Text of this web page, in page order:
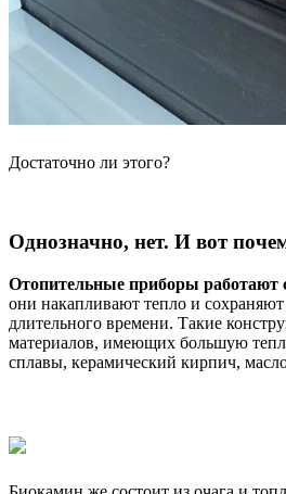
Достаточно ли этого?
Однозначно, нет. И вот
Отопительные приборы работают
они накапливают тепло и сохраняют
длительного времени. Такие
материалов, имеющих большую
сплавы, керамический кирпич,